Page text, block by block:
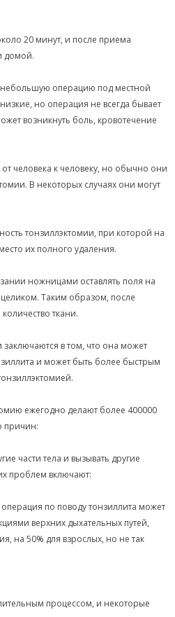
20 минут, и после приема
домой.
операцию под местной
но операция не всегда бывает
возникнуть боль, кровотечение
человека к человеку, но обычно они
В некоторых случаях они могут
тонзиллэктомии, при которой на
их полного удаления.
ножницами оставлять поля на
Таким образом, после
ткани.
в том, что она может
и может быть более быстрым
ежегодно делают более 400000
причин:
части тела и вызывать другие
проблем включают:
по поводу тонзиллита может
верхних дыхательных путей,
на 50% для взрослых, но не так
процессом, и некоторые